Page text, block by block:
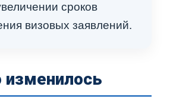
сроков
визовых заявлений.
изменилось